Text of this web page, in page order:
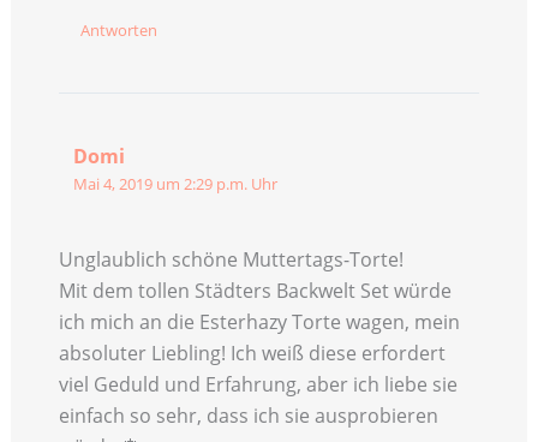
Antworten
Domi
Mai 4, 2019 um 2:29 p.m. Uhr
Unglaublich schöne Muttertags-Torte!
Mit dem tollen Städters Backwelt Set würde
ich mich an die Esterhazy Torte wagen, mein
absoluter Liebling! Ich weiß diese erfordert
viel Geduld und Erfahrung, aber ich liebe sie
einfach so sehr, dass ich sie ausprobieren